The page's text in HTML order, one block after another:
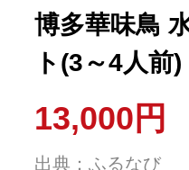
博多華味鳥
ト(3～4人前)
13,000円
出典：ふるなび